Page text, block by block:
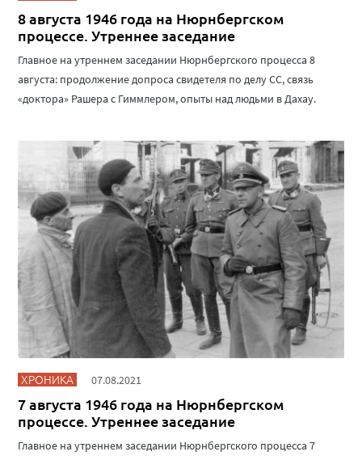
8 августа 1946 года на Нюрнбергском
процессе. Утреннее заседание
Главное на утреннем заседании Нюрнбергского процесса 8
августа: продолжение допроса свидетеля по делу СС, связь
«доктора» Рашера с Гиммлером, опыты над людьми в Дахау.
ХРОНИКА 07.08.2021
7 августа 1946 года на Нюрнбергском
процессе. Утреннее заседание
Главное на утреннем заседании Нюрнбергского процесса 7